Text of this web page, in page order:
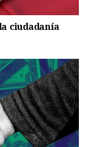
ciudadanía